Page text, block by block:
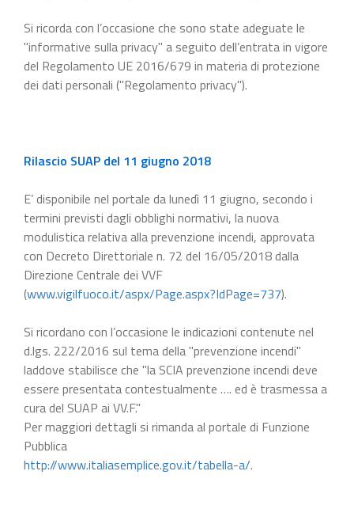
Si ricorda con l’occasione che sono state adeguate le
"informative sulla privacy" a seguito dell’entrata in vigore
del Regolamento UE 2016/679 in materia di protezione
dei dati personali ("Regolamento privacy").
Rilascio SUAP del 11 giugno 2018
E’ disponibile nel portale da lunedì 11 giugno, secondo i
termini previsti dagli obblighi normativi, la nuova
modulistica relativa alla prevenzione incendi, approvata
con Decreto Direttoriale n. 72 del 16/05/2018 dalla
Direzione Centrale dei VVF
(www.vigilfuoco.it/aspx/Page.aspx?IdPage=737).
Si ricordano con l’occasione le indicazioni contenute nel
d.lgs. 222/2016 sul tema della "prevenzione incendi"
laddove stabilisce che "la SCIA prevenzione incendi deve
essere presentata contestualmente …. ed è trasmessa a
cura del SUAP ai VV.F."
Per maggiori dettagli si rimanda al portale di Funzione
Pubblica
http://www.italiasemplice.gov.it/tabella-a/.